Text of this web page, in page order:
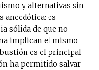
y alternativas sin
anecdótica: es
sólida de que no
implican el mismo
es el principal
ha permitido salvar